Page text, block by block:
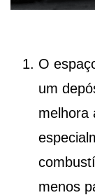
O
um
melhora
menos